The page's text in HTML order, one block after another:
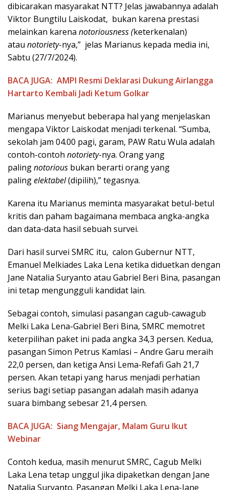
dibicarakan masyarakat NTT? Jelas jawabannya adalah
Viktor Bungtilu Laiskodat, bukan karena prestasi
melainkan karena notoriousness (keterkenalan)
atau notoriety-nya,” jelas Marianus kepada media ini,
Sabtu (27/7/2024).
BACA JUGA: AMPI Resmi Deklarasi Dukung Airlangga
Hartarto Kembali Jadi Ketum Golkar
Marianus menyebut beberapa hal yang menjelaskan
mengapa Viktor Laiskodat menjadi terkenal. “Sumba,
sekolah jam 04.00 pagi, garam, PAW Ratu Wula adalah
contoh-contoh notoriety-nya. Orang yang
palingnotorious bukan berarti orang yang
palingelektabel(dipilih),” tegasnya.
Karena itu Marianus meminta masyarakat betul-betul
kritis dan paham bagaimana membaca angka-angka
dan data-data hasil sebuah survei.
Dari hasil survei SMRC itu, calon Gubernur NTT,
Emanuel Melkiades Laka Lena ketika diduetkan dengan
Jane Natalia Suryanto atau Gabriel Beri Bina, pasangan
ini tetap mengungguli kandidat lain.
Sebagai contoh, simulasi pasangan cagub-cawagub
Melki Laka Lena-Gabriel Beri Bina, SMRC memotret
keterpilihan paket ini pada angka 34,3 persen. Kedua,
pasangan Simon Petrus Kamlasi – Andre Garu meraih
22,0 persen, dan ketiga Ansi Lema-Refafi Gah 21,7
persen. Akan tetapi yang harus menjadi perhatian
serius bagi setiap pasangan adalah masih adanya
suara bimbang sebesar 21,4 persen.
BACA JUGA: Siang Mengajar, Malam Guru Ikut
Webinar
Contoh kedua, masih menurut SMRC, Cagub Melki
Laka Lena tetap unggul jika dipaketkan dengan Jane
Natalia Suryanto. Pasangan Melki Laka Lena-Jane